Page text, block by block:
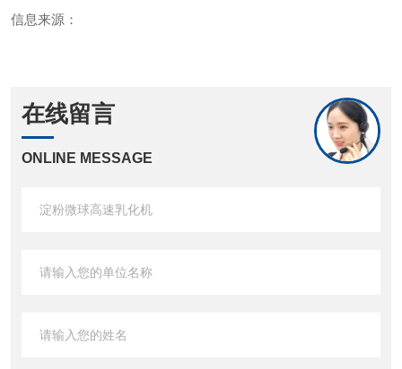
信息来源：
在线留言
ONLINE MESSAGE